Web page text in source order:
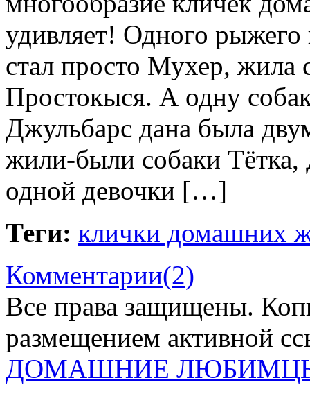
удивляет! Одного
стал просто Мухер, жила
Простокыся. А одну
Джульбарс дана была
жили-были собаки
одной девочки […]
Теги: клички домашних
Комментарии(2)
Все права защищены.
размещением активной
ДОМАШНИЕ